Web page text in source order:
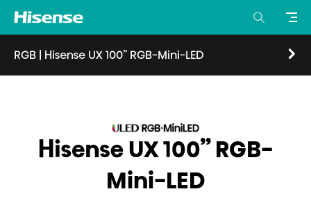
RGB | Hisense UX 100” RGB-Mini-LED
Donde comprar
Hisense UX 100” RGB-
Mini-LED